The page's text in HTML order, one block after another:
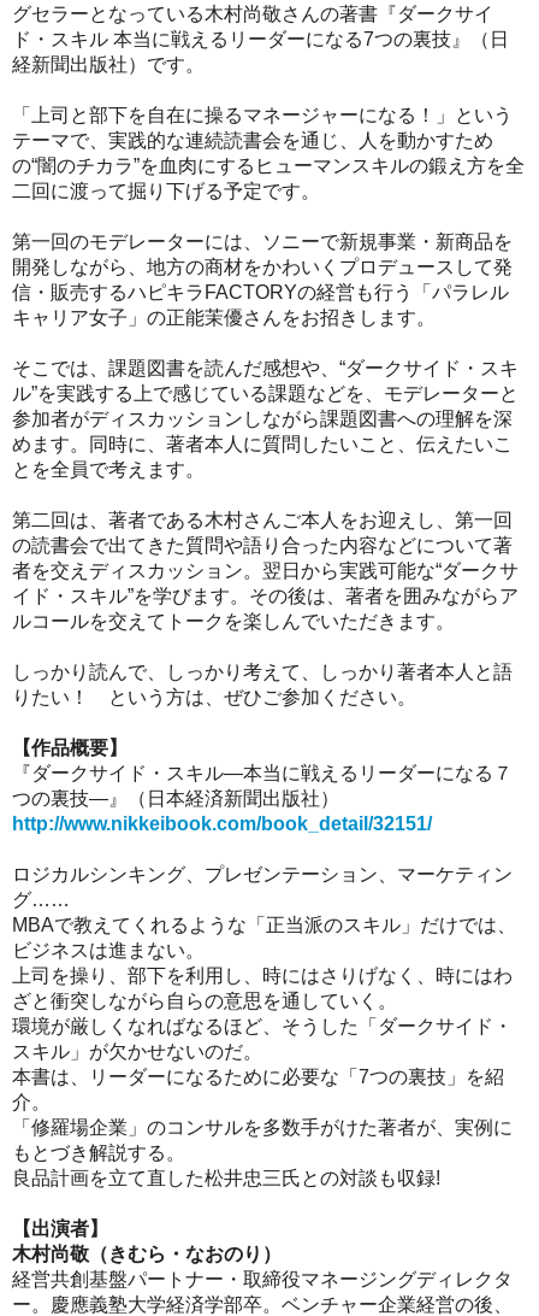
グセラーとなっている木村尚敬さんの著書『ダークサイ
ド・スキル 本当に戦えるリーダーになる7つの裏技』（日
経新聞出版社）です。
「上司と部下を自在に操るマネージャーになる！」という
テーマで、実践的な連続読書会を通じ、人を動かすため
の“闇のチカラ”を血肉にするヒューマンスキルの鍛え方を全
二回に渡って掘り下げる予定です。
第一回のモデレーターには、ソニーで新規事業・新商品を
開発しながら、地方の商材をかわいくプロデュースして発
信・販売するハピキラFACTORYの経営も行う「パラレル
キャリア女子」の正能茉優さんをお招きします。
そこでは、課題図書を読んだ感想や、“ダークサイド・スキ
ル”を実践する上で感じている課題などを、モデレーターと
参加者がディスカッションしながら課題図書への理解を深
めます。同時に、著者本人に質問したいこと、伝えたいこ
とを全員で考えます。
第二回は、著者である木村さんご本人をお迎えし、第一回
の読書会で出てきた質問や語り合った内容などについて著
者を交えディスカッション。翌日から実践可能な“ダークサ
イド・スキル”を学びます。その後は、著者を囲みながらア
ルコールを交えてトークを楽しんでいただきます。
しっかり読んで、しっかり考えて、しっかり著者本人と語
りたい！ という方は、ぜひご参加ください。
【作品概要】
『ダークサイド・スキル―本当に戦えるリーダーになる７
つの裏技―』（日本経済新聞出版社）
http://www.nikkeibook.com/book_detail/32151/
ロジカルシンキング、プレゼンテーション、マーケティン
グ……
MBAで教えてくれるような「正当派のスキル」だけでは、
ビジネスは進まない。
上司を操り、部下を利用し、時にはさりげなく、時にはわ
ざと衝突しながら自らの意思を通していく。
環境が厳しくなればなるほど、そうした「ダークサイド・
スキル」が欠かせないのだ。
本書は、リーダーになるために必要な「7つの裏技」を紹
介。
「修羅場企業」のコンサルを多数手がけた著者が、実例に
もとづき解説する。
良品計画を立て直した松井忠三氏との対談も収録!
【出演者】
木村尚敬（きむら・なおのり）
経営共創基盤パートナー・取締役マネージングディレクタ
ー。慶應義塾大学経済学部卒。ベンチャー企業経営の後、